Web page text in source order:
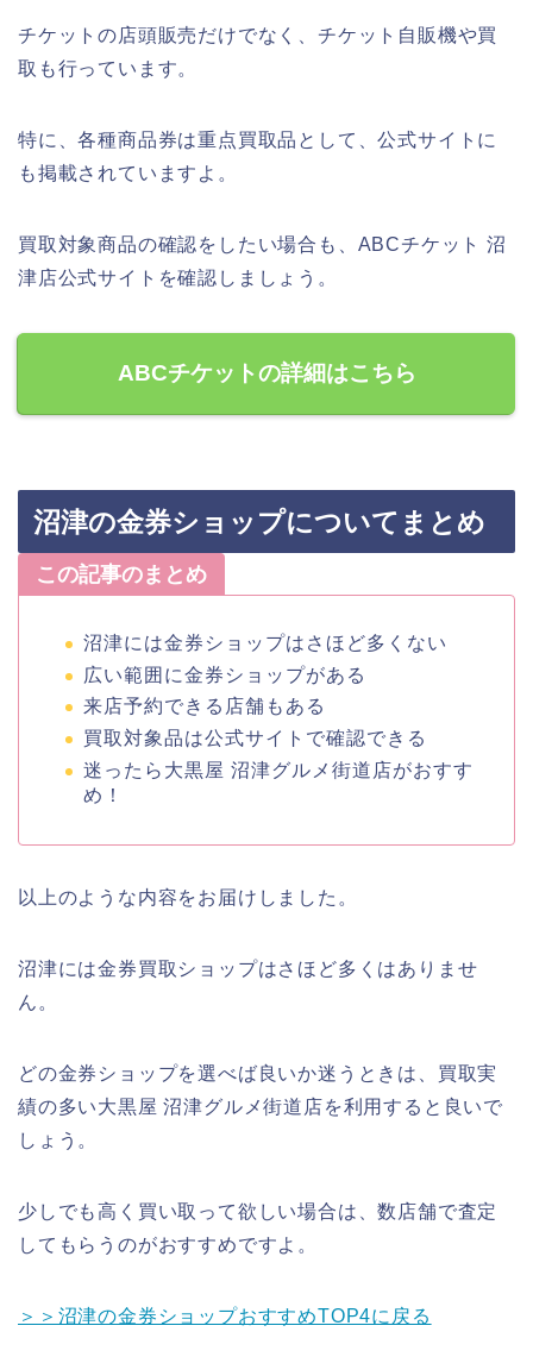
チケットの店頭販売だけでなく、チケット自販機や買
取も行っています。
特に、各種商品券は重点買取品として、公式サイトに
も掲載されていますよ。
買取対象商品の確認をしたい場合も、ABCチケット 沼
津店公式サイトを確認しましょう。
ABCチケットの詳細はこちら
沼津の金券ショップについてまとめ
この記事のまとめ
沼津には金券ショップはさほど多くない
広い範囲に金券ショップがある
来店予約できる店舗もある
買取対象品は公式サイトで確認できる
迷ったら大黒屋 沼津グルメ街道店がおすす
め！
以上のような内容をお届けしました。
沼津には金券買取ショップはさほど多くはありませ
ん。
どの金券ショップを選べば良いか迷うときは、買取実
績の多い大黒屋 沼津グルメ街道店を利用すると良いで
しょう。
少しでも高く買い取って欲しい場合は、数店舗で査定
してもらうのがおすすめですよ。
＞＞沼津の金券ショップおすすめTOP4に戻る